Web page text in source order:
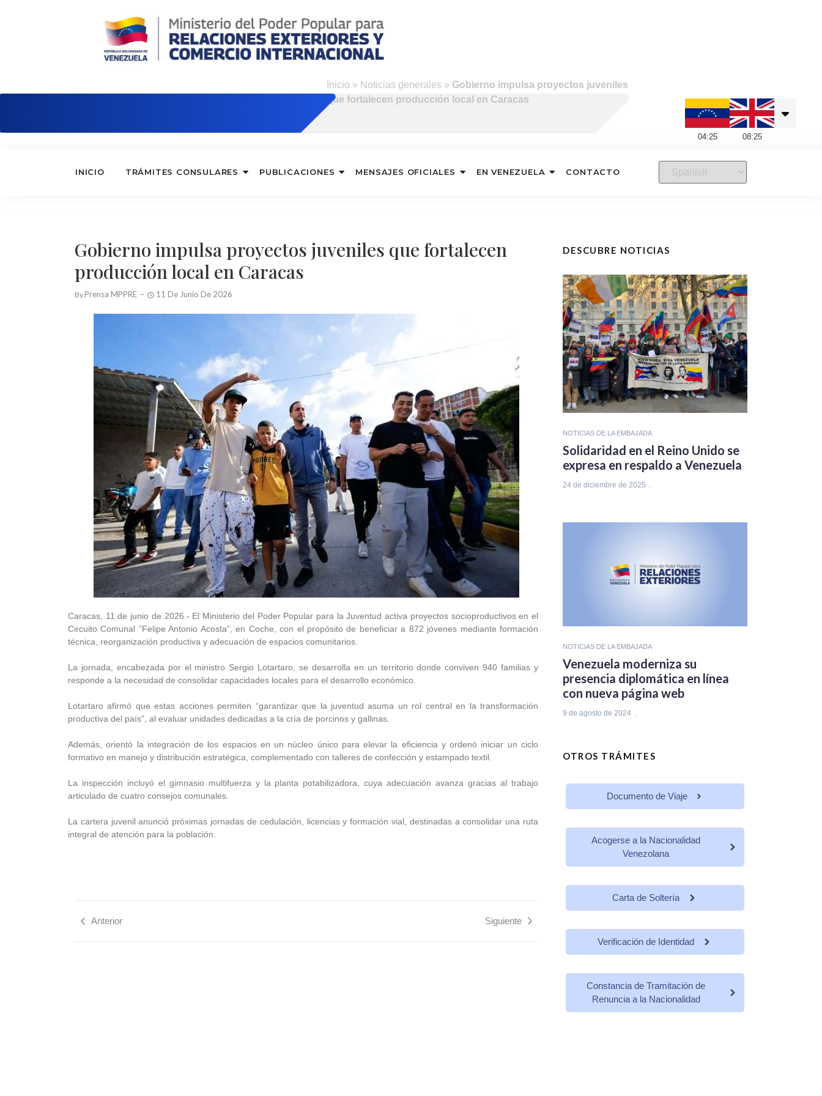
Inicio » Noticias generales » Gobierno impulsa proyectos juveniles
que fortalecen producción local en Caracas
04:25 08:25
INICIO TRÁMITES CONSULARES PUBLICACIONES MENSAJES OFICIALES EN VENEZUELA CONTACTO
Gobierno impulsa proyectos juveniles que fortalecen
producción local en Caracas
By Prensa MPPRE 11 De Junio De 2026
Caracas, 11 de junio de 2026.- El Ministerio del Poder Popular para la Juventud activa proyectos socioproductivos en el
Circuito Comunal “Felipe Antonio Acosta”, en Coche, con el propósito de beneficiar a 872 jóvenes mediante formación
técnica, reorganización productiva y adecuación de espacios comunitarios.
La jornada, encabezada por el ministro Sergio Lotartaro, se desarrolla en un territorio donde conviven 940 familias y
responde a la necesidad de consolidar capacidades locales para el desarrollo económico.
Lotartaro afirmó que estas acciones permiten “garantizar que la juventud asuma un rol central en la transformación
productiva del país”, al evaluar unidades dedicadas a la cría de porcinos y gallinas.
Además, orientó la integración de los espacios en un núcleo único para elevar la eficiencia y ordenó iniciar un ciclo
formativo en manejo y distribución estratégica, complementado con talleres de confección y estampado textil.
La inspección incluyó el gimnasio multifuerza y la planta potabilizadora, cuya adecuación avanza gracias al trabajo
articulado de cuatro consejos comunales.
La cartera juvenil anunció próximas jornadas de cedulación, licencias y formación vial, destinadas a consolidar una ruta
integral de atención para la población.
Anterior Siguiente
DESCUBRE NOTICIAS
NOTICIAS DE LA EMBAJADA
Solidaridad en el Reino Unido se
expresa en respaldo a Venezuela
24 de diciembre de 2025
NOTICIAS DE LA EMBAJADA
Venezuela moderniza su
presencia diplomática en línea
con nueva página web
9 de agosto de 2024
OTROS TRÁMITES
Documento de Viaje
Acogerse a la Nacionalidad
Venezolana
Carta de Soltería
Verificación de Identidad
Constancia de Tramitación de
Renuncia a la Nacionalidad